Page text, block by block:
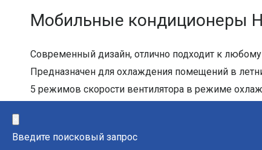
Введите поисковый запрос
Мобильные кондиционеры
Современный дизайн, отлично подходит к любому
Предназначен для охлаждения помещений в
5 режимов скорости вентилятора в режиме
Фронтальная панель управления оснащена
Оснащен функцией автоматической остановки в